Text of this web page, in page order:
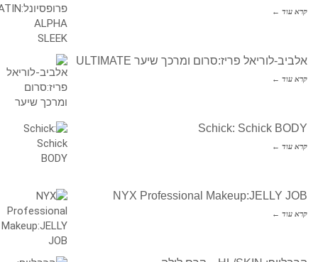
קרא עוד ←
אלביב-לוריאל פריז:סרום ומרכך שיער ULTIMATE
קרא עוד ←
Schick: Schick BODY
קרא עוד ←
NYX Professional Makeup:JELLY JOB
קרא עוד ←